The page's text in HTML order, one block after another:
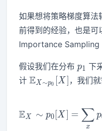
如果想将策略梯度算
前得到的经验，也是可
Importance Sampling
假设我们在分布p_1
p1 下
计EX∼p0 [X ，我们
EX ∼ p0 [X =
x
∑ p